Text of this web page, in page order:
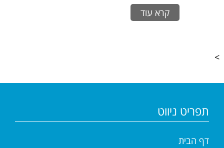
קרא עוד
>
תפריט ניווט
דף הבית